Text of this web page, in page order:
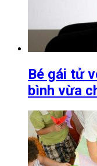
Bé gái tử
bình vừa